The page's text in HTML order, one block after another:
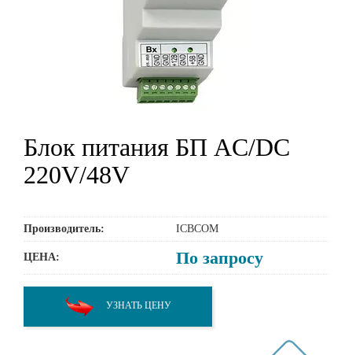
Блок питания БП AC/DC
220V/48V
Производитель: ICBCOM
ЦЕНА: По запросу
УЗНАТЬ ЦЕНУ